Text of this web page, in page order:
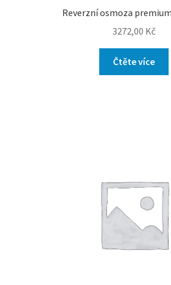
Reverzní osmoza
3272,00 Kč
Čtěte více